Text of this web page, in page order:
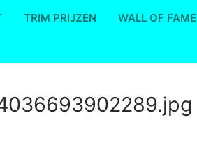
TRIM PRIJZEN WALL OF FAME